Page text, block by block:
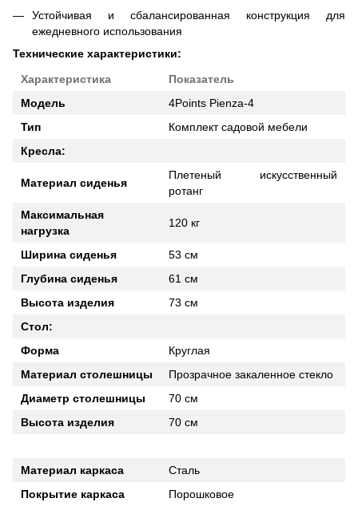
Устойчивая и сбалансированная конструкция для
ежедневного использования
Технические характеристики:
Характеристика
Показатель
Модель
4Points Pienza-4
Тип
Комплект садовой мебели
Кресла:
Материал сиденья
Плетеный искусственный
ротанг
Максимальная
нагрузка
120 кг
Ширина сиденья
53 см
Глубина сиденья
61 см
Высота изделия
73 см
Стол:
Форма
Круглая
Материал столешницы
Прозрачное закаленное стекло
Диаметр столешницы
70 см
Высота изделия
70 см
Материал каркаса
Сталь
Покрытие каркаса
Порошковое